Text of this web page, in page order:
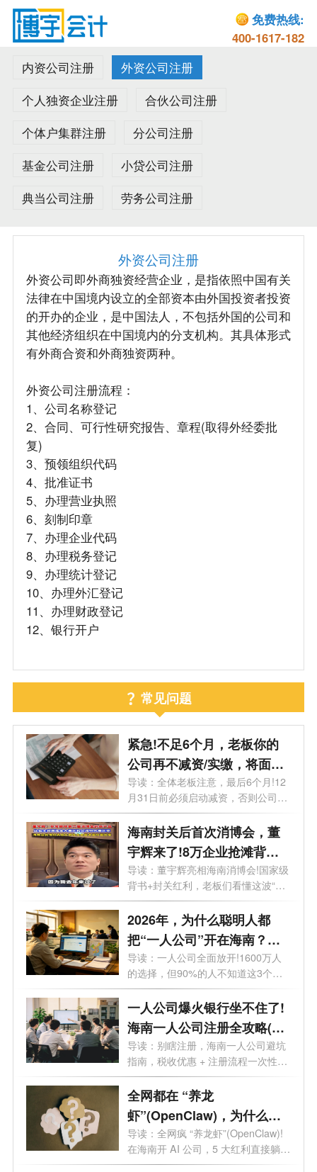
免费热线:
400-1617-182
内资公司注册
外资公司注册
个人独资企业注册
合伙公司注册
个体户集群注册
分公司注册
基金公司注册
小贷公司注册
典当公司注册
劳务公司注册
外资公司注册
外资公司即外商独资经营企业，是指依照中国有关
法律在中国境内设立的全部资本由外国投资者投资
的开办的企业，是中国法人，不包括外国的公司和
其他经济组织在中国境内的分支机构。其具体形式
有外商合资和外商独资两种。
外资公司注册流程：
1、公司名称登记
2、合同、可行性研究报告、章程(取得外经委批
复)
3、预领组织代码
4、批准证书
5、办理营业执照
6、刻制印章
7、办理企业代码
8、办理税务登记
9、办理统计登记
10、办理外汇登记
11、办理财政登记
12、银行开户
常见问题
紧急!不足6个月，老板你的
公司再不减资/实缴，将面临
标注+罚款!
导读：全体老板注意，最后6个月!12
月31日前必须启动减资，否则公司将
被特别...
海南封关后首次消博会，董
宇辉来了!8万企业抢滩背后
的超级红利，你还在等什
么？
导读：董宇辉亮相海南消博会!国家级
背书+封关红利，老板们看懂这波“财
富...
2026年，为什么聪明人都
把“一人公司”开在海南？答
案扎心了
导读：一人公司全面放开!1600万人
的选择，但90%的人不知道这3个致
命坑。想开...
一人公司爆火银行坐不住了!
海南一人公司注册全攻略(含
优势+流程)
导读：别瞎注册，海南一人公司避坑
指南，税收优惠 + 注册流程一次性说
透。...
全网都在 “养龙
虾”(OpenClaw)，为什么聪
明人都去海南注册 AI 公司？
导读：全网疯 “养龙虾”(OpenClaw)!
在海南开 AI 公司，5 大红利直接躺
赢。最近...